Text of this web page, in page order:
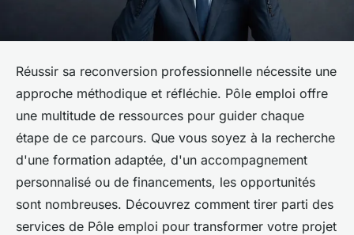
Réussir sa reconversion professionnelle nécessite une
approche méthodique et réfléchie. Pôle emploi offre
une multitude de ressources pour guider chaque
étape de ce parcours. Que vous soyez à la recherche
d'une formation adaptée, d'un accompagnement
personnalisé ou de financements, les opportunités
sont nombreuses. Découvrez comment tirer parti des
services de Pôle emploi pour transformer votre projet